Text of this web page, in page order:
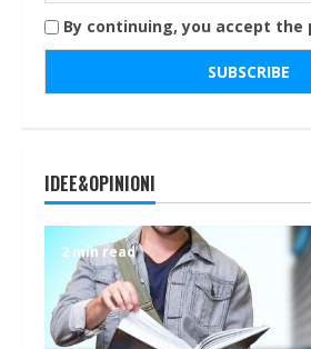
By continuing, you accept the
IDEE&OPINIONI
2 min read